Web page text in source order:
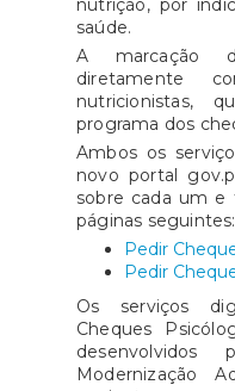
nutrição, por
saúde.
A marcação
diretamente
nutricionistas,
programa dos
Ambos os
novo portal
sobre cada um e
páginas seguintes:
Pedir
Pedir
Os serviços
Cheques
Modernização